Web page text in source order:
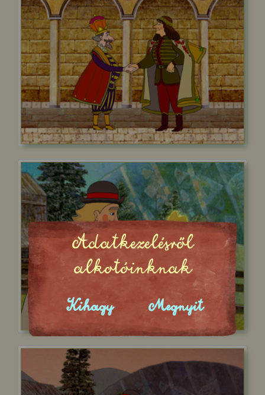
Adatkezelésről
alkotóinknak
Kihagy Megnyit